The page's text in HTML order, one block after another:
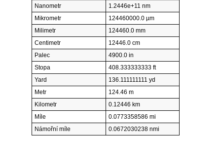
Nanometr
1.2446e+11 nm
Mikrometr
124460000.0 µm
Milimetr
124460.0 mm
Centimetr
12446.0 cm
Palec
4900.0 in
Stopa
408.333333333 ft
Yard
136.111111111 yd
Metr
124.46 m
Kilometr
0.12446 km
Míle
0.0773358586 mi
Námořní míle
0.0672030238 nmi